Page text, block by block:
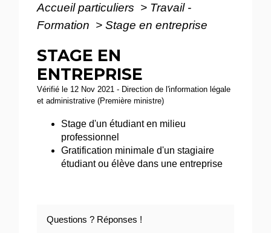
Accueil particuliers > Travail -
Formation > Stage en entreprise
STAGE EN
ENTREPRISE
Vérifié le 12 Nov 2021 - Direction de l'information légale
et administrative (Première ministre)
Stage d'un étudiant en milieu
professionnel
Gratification minimale d'un stagiaire
étudiant ou élève dans une entreprise
Questions ? Réponses !